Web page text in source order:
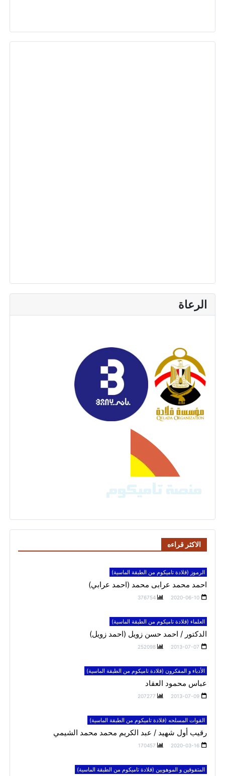
الرعاة
الاكثر قراءه
الرموز (قلادة تاميكوم من الطبقة الماسية)
احمد محمد عرابى محمد (احمد عرابي)
2020-06-10
376754
العلماء (قلادة تاميكوم من الطبقة الماسية)
الدكتور / احمد حسن زويل (احمد زويل)
2013-07-07
252098
الأدباء و المفكرون (قلادة تاميكوم من الطبقة الماسية)
عباس محمود العقاد
2013-07-09
207277
القوات المسلحه (قلادة تاميكوم من الطبقة الماسية)
رقيب أول شهيد / عبد الكريم محمد محمد الشيمي
2020-03-16
170457
المتفوقين و الموهوبين (قلادة تاميكوم من الطبقة الماسية)